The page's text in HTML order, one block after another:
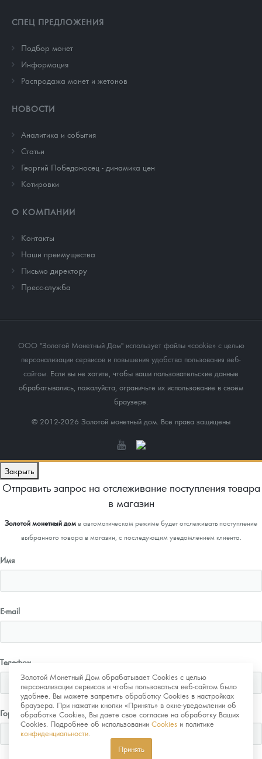
СПЕЦ ПРЕДЛОЖЕНИЯ
Подбор монет
Информация
Распродажа монет и жетонов
НОВОСТИ
Аналитика и события
Cтатьи
Георгий Победоносец - динамика цен
Котировки
О КОМПАНИИ
Контакты
Наши преимущества
Письмо директору
Пресс-служба
ООО "Золотой Монетный Дом" использует файлы «cookie» с целью
персонализации сервисов и повышения удобства пользования веб-
сайтом. Если вы не хотите, чтобы ваши пользовательские данные
обрабатывались, пожалуйста, ограничьте их использование в своём
браузере.
© 2012-2026 Золотой монетный дом. Все права защищены
Золотой Монетный Дом обрабатывает Cookies с целью
персонализации сервисов и чтобы пользоваться веб-сайтом было
удобнее. Вы можете запретить обработку Cookies в настройках
браузера. При нажатии кнопки «Принять» в окне-уведомлении об
обработке Cookies, Вы даете свое согласие на обработку Ваших
Cookies. Подробнее об использовании Cookies и политике
конфиденциальности
Принять
Закрыть
Отправить запрос на отслеживание поступления товара
в магазин
Золотой монетный домв автоматическом режиме будет отслеживать поступление
выбранного товара в магазин, с последующим уведомлением клиента.
Имя
E-mail
Телефон
Город